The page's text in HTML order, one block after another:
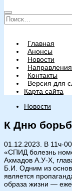
Найти:
Главная
Анонсы
Новости
Контакты
Версия для
Карта сайта
Новости
К Дню
01.12.2023. В 11ч-
«СПИД болезнь
Ахмадов А.У-Х,
Б.И. Одним из
является
образа жизни —